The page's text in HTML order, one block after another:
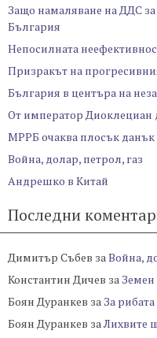
Защо намаляване на ДДС
България
Непосилната
Призракът на
България в центъра на
От император Диоклециан
МРРБ очаква плосък данък
Война, долар, петрол, газ
Андрешко в Китай
Последни
Димитър Събев заВойна,
Константин Дичев за
Боян Дуранкев за За
Боян Дуранкев заЛихвите